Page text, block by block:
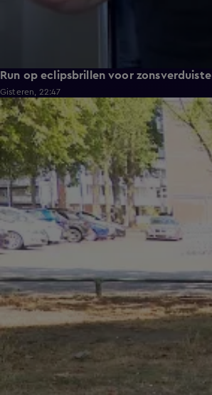
Run op eclipsbrillen voor
Gisteren, 22:47
1:54